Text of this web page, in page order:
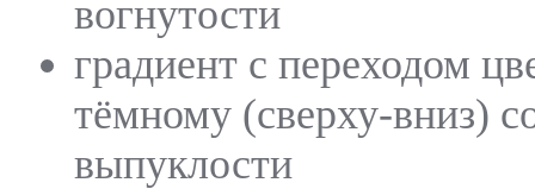
вогнутости
градиент с переходом
тёмному (сверху-вниз)
выпуклости